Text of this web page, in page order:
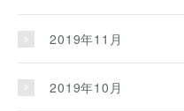
2019年11月
2019年10月